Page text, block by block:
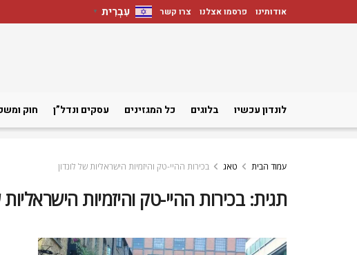
אודותינו פרסמו אצלנו צרו קשר עִבְרִית ▼
לונדון עכשיו בלוגים כל המגזינים עסקים ונדל”ן חוק
עמוד הבית טאג בכירות ההיי-טק והיזמיות הישראליות של לונדון
תגית:בכירות ההיי-טק והיזמיות הישראליות